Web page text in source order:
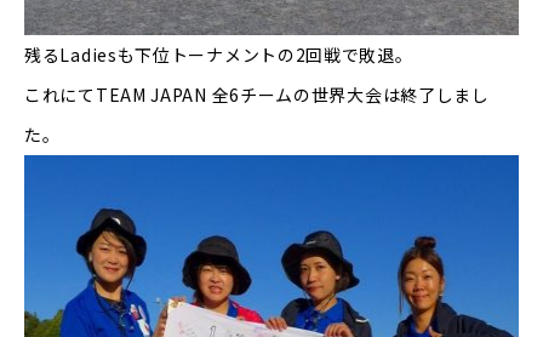
残るLadiesも下位トーナメントの2回戦で敗退。
これにて TEAM JAPAN 全6チームの世界大会は終了しまし
た。